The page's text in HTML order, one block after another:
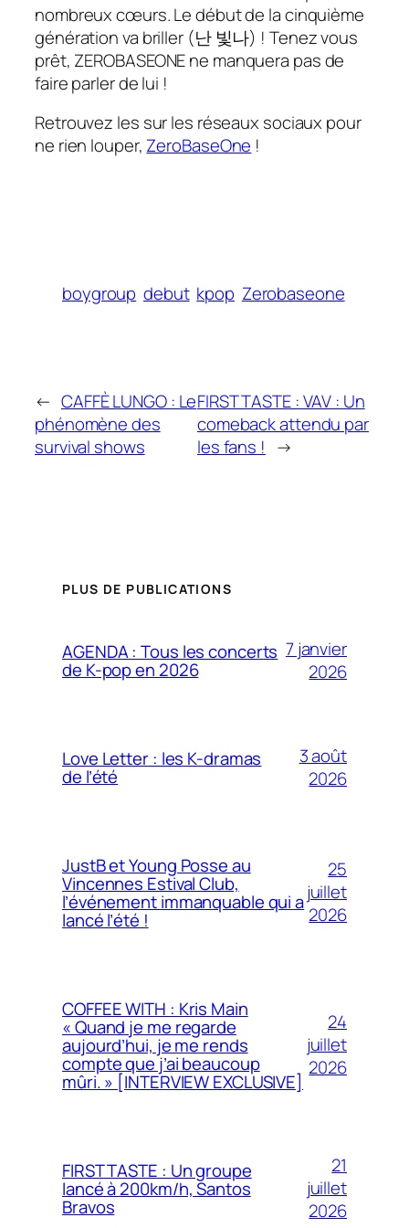
nombreux cœurs. Le début de la cinquième
génération va briller (난 빛나) ! Tenez vous
prêt, ZEROBASEONE ne manquera pas de
faire parler de lui !
Retrouvez les sur les réseaux sociaux pour
ne rien louper, ZeroBaseOne !
boygroup debut kpop Zerobaseone
← CAFFÈ LUNGO : Le
phénomène des
survival shows
FIRST TASTE : VAV : Un
comeback attendu par
les fans ! →
PLUS DE PUBLICATIONS
AGENDA : Tous les concerts
de K-pop en 2026
7 janvier
2026
Love Letter : les K-dramas
de l’été
3 août
2026
JustB et Young Posse au
Vincennes Estival Club,
l’événement immanquable qui a
lancé l’été !
25
juillet
2026
COFFEE WITH : Kris Main
« Quand je me regarde
aujourd’hui, je me rends
compte que j’ai beaucoup
mûri. » [INTERVIEW EXCLUSIVE]
24
juillet
2026
FIRST TASTE : Un groupe
lancé à 200km/h, Santos
Bravos
21
juillet
2026